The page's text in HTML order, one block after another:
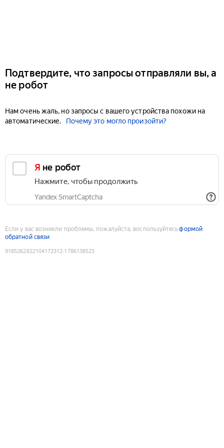
Подтвердите, что запросы отправляли вы, а
не робот
Нам очень жаль, но запросы с вашего устройства похожи на
автоматические.
Почему это могло произойти?
Я не робот
Нажмите, чтобы продолжить
Yandex SmartCaptcha
Если у вас возникли проблемы, пожалуйста, воспользуйтесьформой
обратной связи
9185262822104172312:1786138523